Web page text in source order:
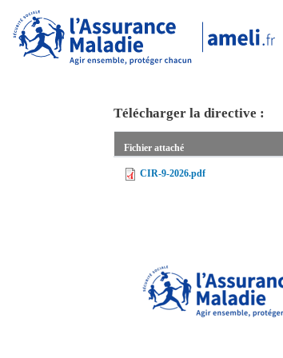
Télécharger la directive :
Fichier attaché
CIR-9-2026.pdf